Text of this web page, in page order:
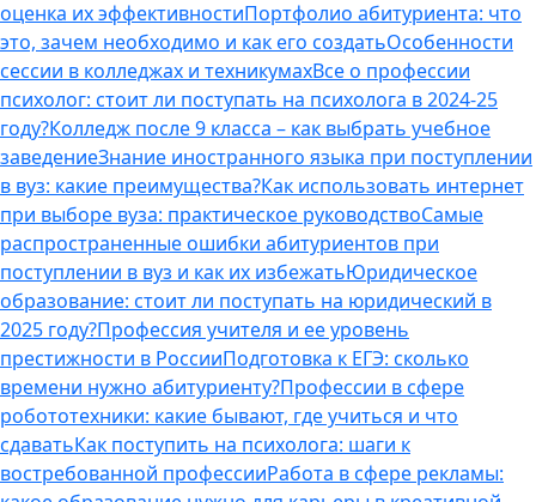
оценка их эффективностиПортфолио абитуриента: что
это, зачем необходимо и как его создатьОсобенности
сессии в колледжах и техникумахВсе о профессии
психолог: стоит ли поступать на психолога в 2024-25
году?Колледж после 9 класса – как выбрать учебное
заведениеЗнание иностранного языка при поступлении
в вуз: какие преимущества?Как использовать интернет
при выборе вуза: практическое руководствоСамые
распространенные ошибки абитуриентов при
поступлении в вуз и как их избежатьЮридическое
образование: стоит ли поступать на юридический в
2025 году?Профессия учителя и ее уровень
престижности в РоссииПодготовка к ЕГЭ: сколько
времени нужно абитуриенту?Профессии в сфере
робототехники: какие бывают, где учиться и что
сдаватьКак поступить на психолога: шаги к
востребованной профессииРабота в сфере рекламы: